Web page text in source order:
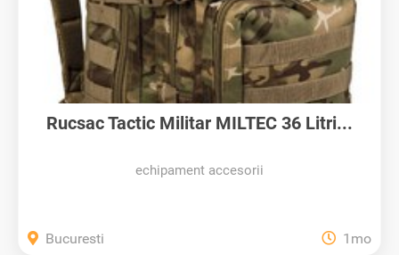
Rucsac Tactic Militar MILTEC 36 Litri...
echipament accesorii
Bucuresti 1mo